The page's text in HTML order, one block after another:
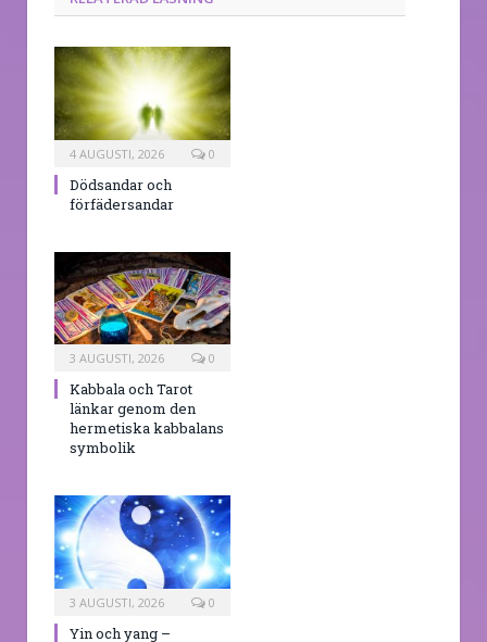
4 AUGUSTI, 2026 0
Dödsandar och
förfädersandar
3 AUGUSTI, 2026 0
Kabbala och Tarot
länkar genom den
hermetiska kabbalans
symbolik
3 AUGUSTI, 2026 0
Yin och yang –